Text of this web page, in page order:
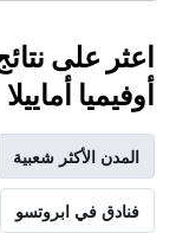
اعثر على
أوفيميا أماييلا
المدن الأكثر شعبية
فنادق في ابروتسو